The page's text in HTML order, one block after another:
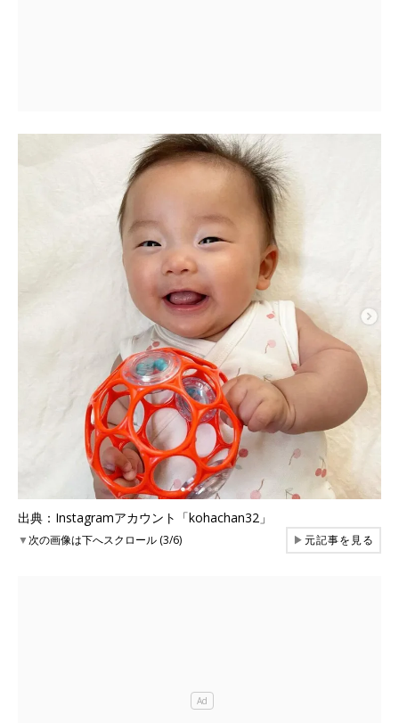
出典：Instagramアカウント「kohachan32」
▼次の画像は下へスクロール (3/6) ▶元記事を見る